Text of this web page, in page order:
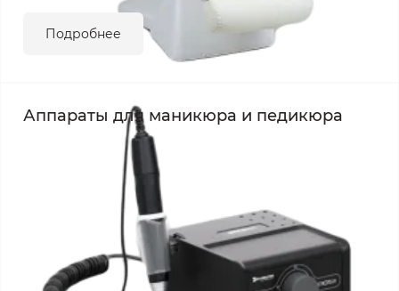
Подробнее
Аппараты для маникюра и педикюра